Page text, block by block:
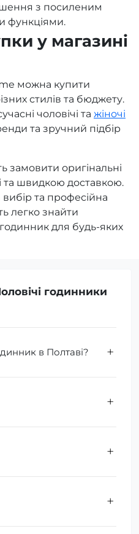
з посиленим
функціями.
у магазині
можна купити
стилів та бюджету.
чоловічі та жіночі
та зручний підбір
замовити оригінальні
та швидкою доставкою.
та професійна
легко знайти
для будь-яких
годинники
в Полтаві?